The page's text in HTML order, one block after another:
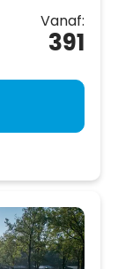
Vanaf:
391